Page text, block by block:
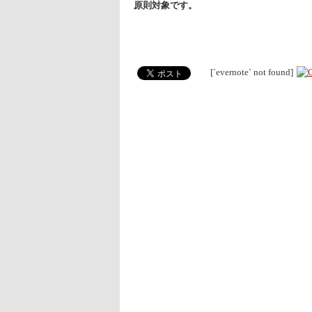
原則対象です。
[`evernote` not found]